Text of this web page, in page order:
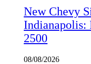
New Chevy
Indianapolis:
2500
08/08/2026